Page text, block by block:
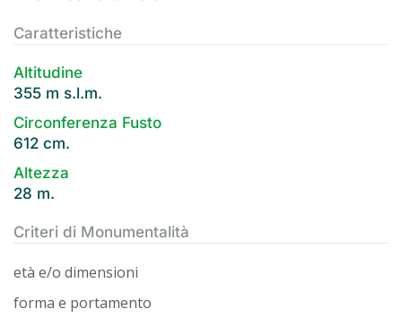
Caratteristiche
Altitudine
355 m s.l.m.
Circonferenza Fusto
612 cm.
Altezza
28 m.
Criteri di Monumentalità
età e/o dimensioni
forma e portamento